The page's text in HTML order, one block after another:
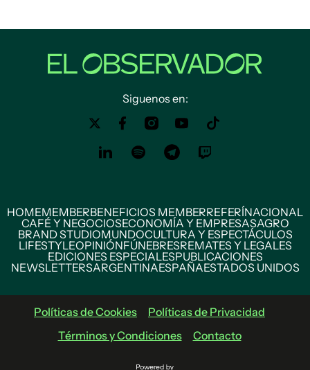
Siguenos en:
HOMEMEMBERBENEFICIOS MEMBERREFERÍNACIONAL
CAFÉ Y NEGOCIOSECONOMÍA Y EMPRESASAGRO
BRAND STUDIOMUNDOCULTURA Y ESPECTÁCULOS
LIFESTYLEOPINIÓNFÚNEBRESREMATES Y LEGALES
EDICIONES ESPECIALESPUBLICACIONES
NEWSLETTERSARGENTINAESPAÑAESTADOS UNIDOS
Políticas de Cookies
Políticas de Privacidad
Términos y Condiciones
Contacto